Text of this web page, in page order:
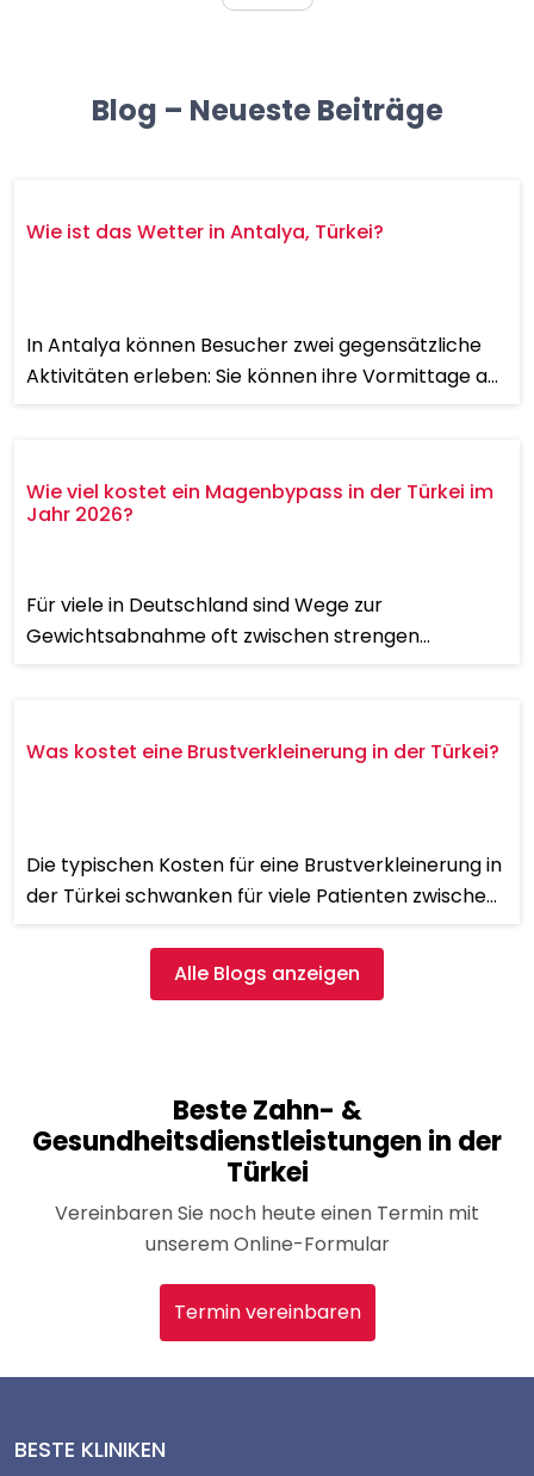
Blog – Neueste Beiträge
Wie ist das Wetter in Antalya, Türkei?
In Antalya können Besucher zwei gegensätzliche
Aktivitäten erleben: Sie können ihre Vormittage an
Wie viel kostet ein Magenbypass in der Türkei im
Jahr 2026?
Für viele in Deutschland sind Wege zur
Gewichtsabnahme oft zwischen strengen
Was kostet eine Brustverkleinerung in der Türkei?
Die typischen Kosten für eine Brustverkleinerung in
der Türkei schwanken für viele Patienten zwischen
Alle Blogs anzeigen
Beste Zahn- &
Gesundheitsdienstleistungen in der
Türkei
Vereinbaren Sie noch heute einen Termin mit
unserem Online-Formular
Termin vereinbaren
BESTE KLINIKEN